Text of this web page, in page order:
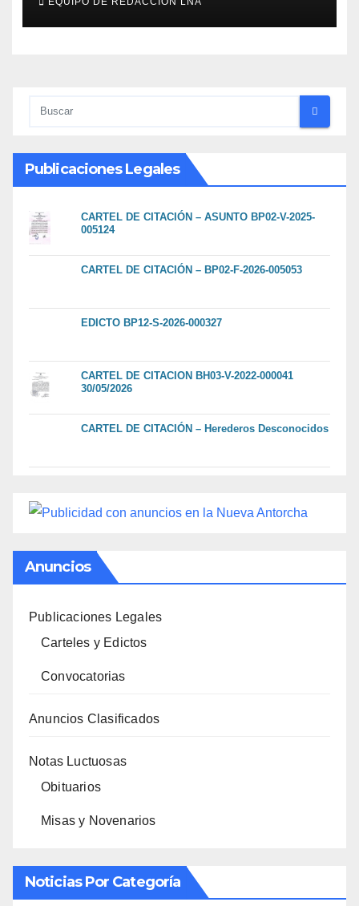
Publicaciones Legales
CARTEL DE CITACIÓN – ASUNTO BP02-V-2025-
005124
CARTEL DE CITACIÓN – BP02-F-2026-005053
EDICTO BP12-S-2026-000327
CARTEL DE CITACION BH03-V-2022-000041
30/05/2026
CARTEL DE CITACIÓN – Herederos Desconocidos
Anuncios
Publicaciones Legales
Carteles y Edictos
Convocatorias
Anuncios Clasificados
Notas Luctuosas
Obituarios
Misas y Novenarios
Noticias Por Categoría